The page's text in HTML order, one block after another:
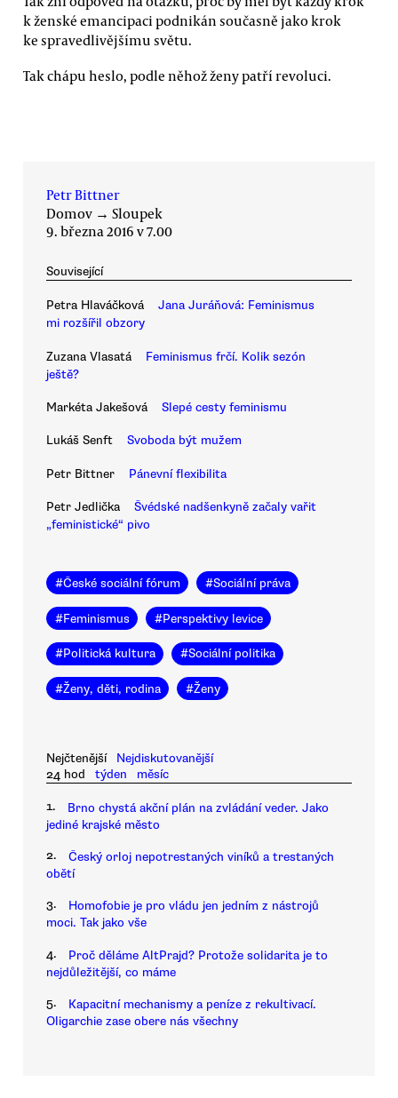
k ženské emancipaci podnikán současně jako krok
ke spravedlivějšímu světu.
Tak chápu heslo, podle něhož ženy patří revoluci.
Petr Bittner
Domov → Sloupek
9. března 2016 v 7.00
Související
Petra Hlaváčková
Jana Juráňová: Feminismus
mi rozšířil obzory
Zuzana Vlasatá
Feminismus frčí. Kolik sezón
ještě?
Markéta Jakešová Slepé cesty feminismu
Lukáš Senft Svoboda být mužem
Petr Bittner Pánevní flexibilita
Petr Jedlička
Švédské nadšenkyně začaly vařit
„feministické“ pivo
#České sociální fórum #Sociální práva
#Feminismus #Perspektivy levice
#Politická kultura #Sociální politika
#Ženy, děti, rodina #Ženy
Nejčtenější
Nejdiskutovanější
24 hod
týden měsíc
1.
Brno chystá akční plán na zvládání veder. Jako
jediné krajské město
2.
Český orloj nepotrestaných viníků a trestaných
obětí
3.
Homofobie je pro vládu jen jedním z nástrojů
moci. Tak jako vše
4.
Proč děláme AltPrajd? Protože solidarita je to
nejdůležitější, co máme
5.
Kapacitní mechanismy a peníze z rekultivací.
Oligarchie zase obere nás všechny